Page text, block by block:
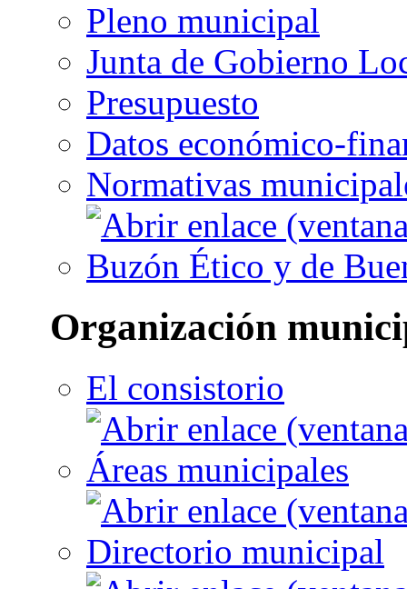
Pleno municipal
Junta de Gobierno
Presupuesto
Datos económico-
Normativas
Buzón Ético y de
Organización
El consistorio
Áreas municipales
Directorio municipal